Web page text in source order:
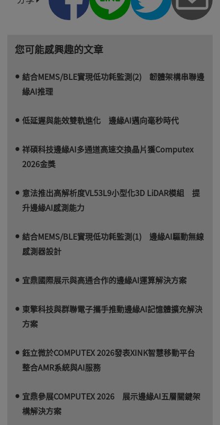
您可能感興趣的文章
結合MEMS/BLE實現低功耗監測(2) 韌體架構串聯邊
緣AI推理
低延遲與能效雙軌進化 邊緣AI邁向毫秒時代
祥碩科技邊緣AI多通道高速交換晶片獲Computex
2026金獎
意法推出高解析度VL53L9小型化3D LiDAR模組 提
升邊緣AI感測能力
結合MEMS/BLE實現低功耗監測(1) 邊緣AI驅動無線
感測器設計
宜鼎國際展示與高通合作的邊緣AI運算解決方案
東擎科技與群聯電子攜手推動邊緣AI記憶體擴充解決
方案
鈺立微於COMPUTEX 2026發表XINK智慧移動平台
整合AMR系統與AI服務
宜鼎參展COMPUTEX 2026 展示邊緣AI五層關鍵架
構解決方案